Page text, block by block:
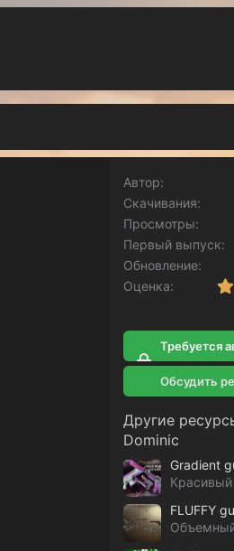
Автор
Скачивания
Просмотры
Первый выпуск
Обновление
Оценка
Требуется
для
Обсудить
Другие
Dominic
Gradient
FLUFFY